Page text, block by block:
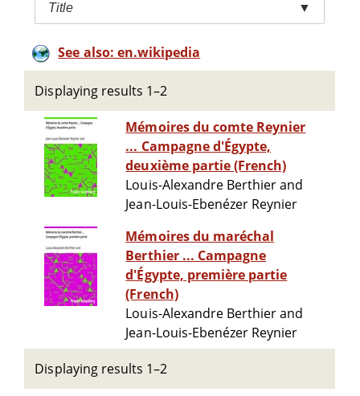
Title ▼
See also: en.wikipedia
Displaying results 1–2
Mémoires du comte Reynier
... Campagne d'Égypte,
deuxième partie (French)
Louis-Alexandre Berthier and
Jean-Louis-Ebenézer Reynier
Mémoires du maréchal
Berthier ... Campagne
d'Égypte, première partie
(French)
Louis-Alexandre Berthier and
Jean-Louis-Ebenézer Reynier
Displaying results 1–2